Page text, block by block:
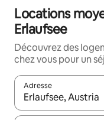
Locations
Erlaufsee
Découvrez des
chez vous pour un
Adresse
Lorsque les